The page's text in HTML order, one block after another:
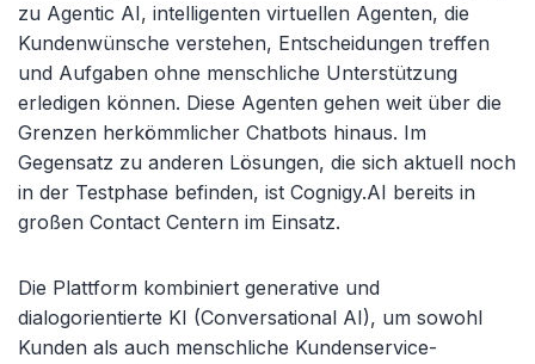
zu Agentic AI, intelligenten virtuellen Agenten, die
Kundenwünsche verstehen, Entscheidungen treffen
und Aufgaben ohne menschliche Unterstützung
erledigen können. Diese Agenten gehen weit über die
Grenzen herkömmlicher Chatbots hinaus. Im
Gegensatz zu anderen Lösungen, die sich aktuell noch
in der Testphase befinden, ist Cognigy.AI bereits in
großen Contact Centern im Einsatz.
Die Plattform kombiniert generative und
dialogorientierte KI (Conversational AI), um sowohl
Kunden als auch menschliche Kundenservice-